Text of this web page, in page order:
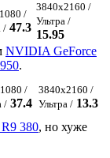
/
/ 47.3
3840x2160 /
Ультра /
15.95
NVIDIA GeForce
.
/
/ 37.4
3840x2160 /
Ультра / 13.3
380, но хуже